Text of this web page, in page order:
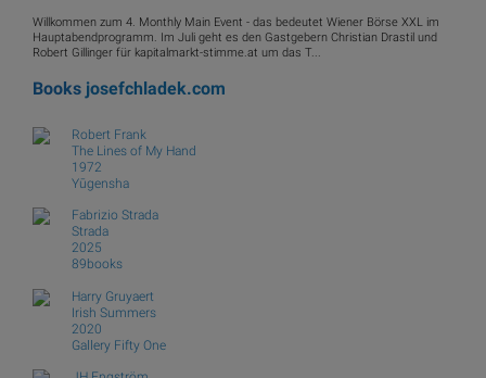
Willkommen zum 4. Monthly Main Event - das bedeutet Wiener Börse XXL im
Hauptabendprogramm. Im Juli geht es den Gastgebern Christian Drastil und
Robert Gillinger für kapitalmarkt-stimme.at um das T...
Books josefchladek.com
Robert Frank
The Lines of My Hand
1972
Yūgensha
Fabrizio Strada
Strada
2025
89books
Harry Gruyaert
Irish Summers
2020
Gallery Fifty One